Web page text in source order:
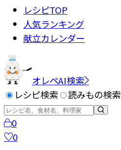
レシピTOP
人気ランキング
献立カレンダー
オレペAI検索
レシピ検索
読みもの検索
0
0